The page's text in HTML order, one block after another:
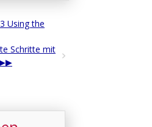
Using the
Schritte mit